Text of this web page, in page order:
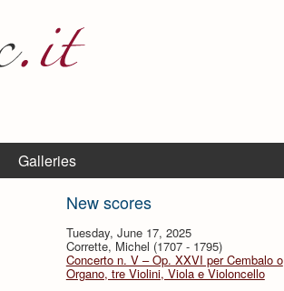
Galleries
New scores
Tuesday, June 17, 2025
Corrette, Michel (1707 - 1795)
Concerto n. V – Op. XXVI per Cembalo o
Organo, tre Violini, Viola e Violoncello